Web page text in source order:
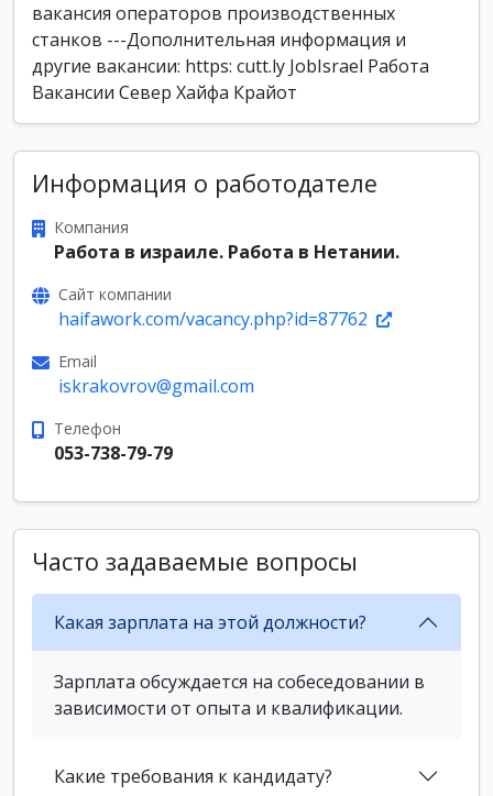
вакансия операторов производственных
станков ---Дополнительная информация и
другие вакансии: https: cutt.ly JobIsrael Работа
Вакансии Север Хайфа Крайот
Информация о работодателе
Компания
Работа в израиле. Работа в Нетании.
Сайт компании
haifawork.com/vacancy.php?id=87762
Email
iskrakovrov@gmail.com
Телефон
053-738-79-79
Часто задаваемые вопросы
Какая зарплата на этой должности?
Зарплата обсуждается на собеседовании в
зависимости от опыта и квалификации.
Какие требования к кандидату?